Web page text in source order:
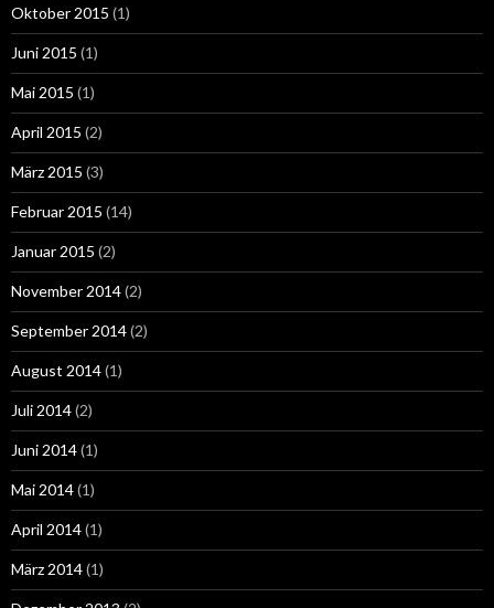
Oktober 2015 (1)
Juni 2015 (1)
Mai 2015 (1)
April 2015 (2)
März 2015 (3)
Februar 2015 (14)
Januar 2015 (2)
November 2014(2)
September 2014(2)
August 2014(1)
Juli 2014(2)
Juni 2014(1)
Mai 2014(1)
April 2014(1)
März 2014(1)